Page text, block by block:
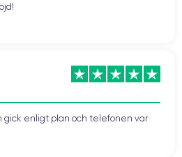
gick enligt plan och telefonen var